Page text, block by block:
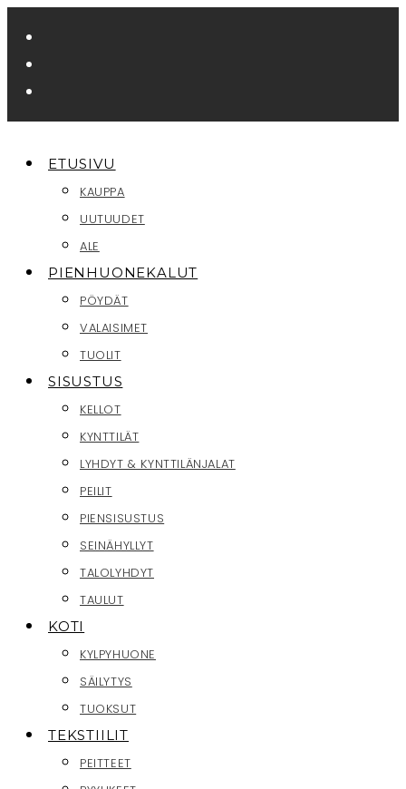
suoraan
sisältöön
ETUSIVU
KAUPPA
UUTUUDET
ALE
PIENHUONEKALUT
PÖYDÄT
VALAISIMET
TUOLIT
SISUSTUS
KELLOT
KYNTTILÄT
LYHDYT & KYNTTILÄNJALAT
PEILIT
PIENSISUSTUS
SEINÄHYLLYT
TALOLYHDYT
TAULUT
KOTI
KYLPYHUONE
SÄILYTYS
TUOKSUT
TEKSTIILIT
PEITTEET